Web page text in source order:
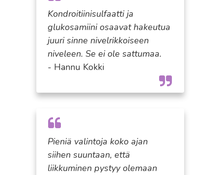
Kondroitiinisulfaatti ja
glukosamiini osaavat hakeutua
juuri sinne nivelrikkoiseen
niveleen. Se ei ole sattumaa.
- Hannu Kokki
Pieniä valintoja koko ajan
siihen suuntaan, että
liikkuminen pystyy olemaan